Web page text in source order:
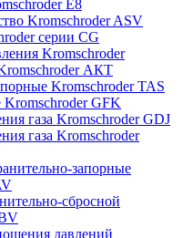
E8
Kromschroder ASV
серии CG
Kromschroder
АКТ
Kromschroder TAS
GFK
газа Kromschroder GDJ
газа Kromschroder
запорные
сбросной
давлений